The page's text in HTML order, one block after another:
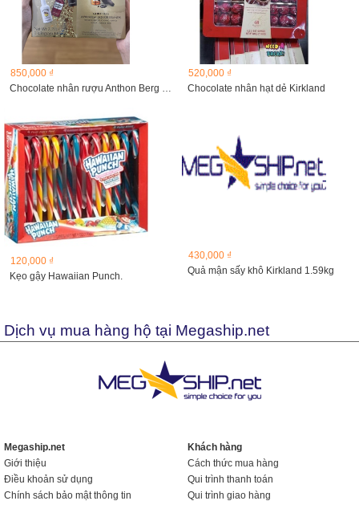
850,000 ₫
Chocolate nhân rượu Anthon Berg hộp 64 chai
520,000 ₫
Chocolate nhân hạt dẻ Kirkland
120,000 ₫
Kẹo gậy Hawaiian Punch.
430,000 ₫
Quả mận sấy khô Kirkland 1.59kg
Dịch vụ mua hàng hộ tại Megaship.net
Megaship.net
Giới thiệu
Điều khoản sử dụng
Chính sách bảo mật thông tin
Khách hàng
Cách thức mua hàng
Qui trình thanh toán
Qui trình giao hàng